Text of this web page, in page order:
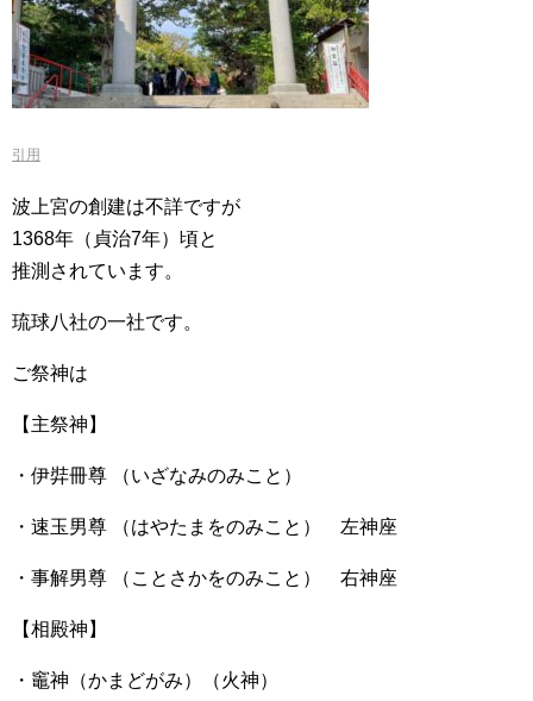
引用
波上宮の創建は不詳ですが
1368年（貞治7年）頃と
推測されています。
琉球八社の一社です。
ご祭神は
【主祭神】
・伊弉冊尊 （いざなみのみこと）
・速玉男尊 （はやたまをのみこと） 左神座
・事解男尊 （ことさかをのみこと） 右神座
【相殿神】
・竈神（かまどがみ）（火神）